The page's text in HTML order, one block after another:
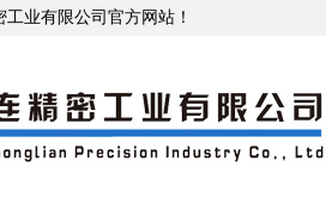
业有限公司官方网站！